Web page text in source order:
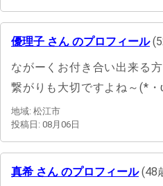
優理子 さん のプロフィール
ながーくお付き合い出来る
繋がりも大切ですよね～(*
地域: 松江市
投稿日: 08月06日
真希 さん のプロフィール(48